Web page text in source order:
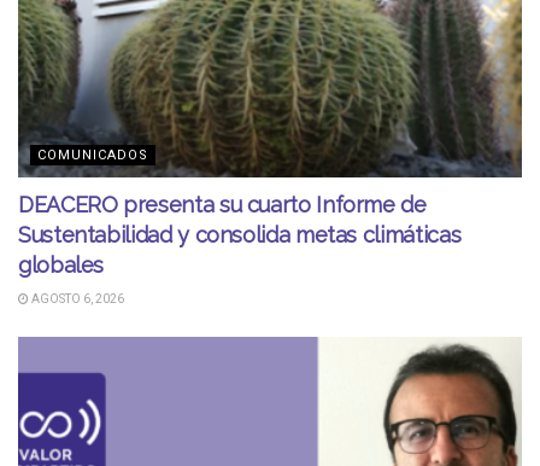
COMUNICADOS
DEACERO presenta su cuarto Informe de
Sustentabilidad y consolida metas climáticas
globales
AGOSTO 6, 2026